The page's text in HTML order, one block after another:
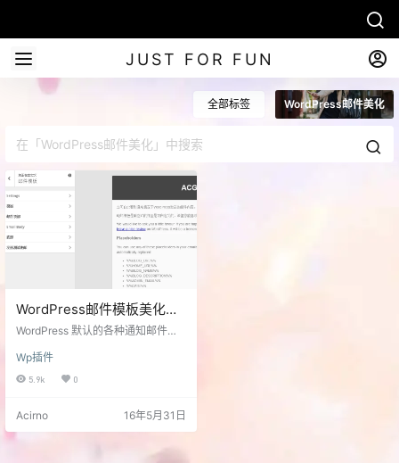
JUST FOR FUN
全部标签 WordPress邮件美化
WordPress邮件模板美化插
件-Email Templates
WordPress 默认的各种通知邮件的
用一些代码来美化，这次介绍的则
是同样可以美化邮件模板的插件-Em
可点击：https://wordpress.org/plu
gins/email-templates/ 下载
Wp插件
5.9k 0
Acirno 16年5月31日